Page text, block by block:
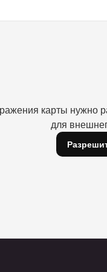
карты нужно
для